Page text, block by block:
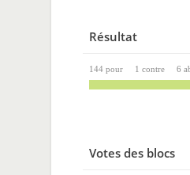
Résultat
144 pour 1 contre 6
Votes des blocs